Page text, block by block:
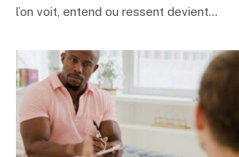
l’on voit, entend ou ressent devient…